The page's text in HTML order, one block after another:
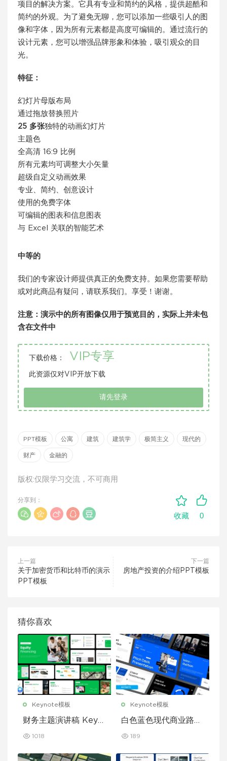
项目的解决方案。它具有专业和简约的风格，提供超酷和
简约的外观。为了避免无聊，您可以添加一些吸引人的图
像和字体，因为所有元素都是高度可编辑的。通过流行的
设计元素，您可以增强品牌形象和体验，吸引观众的目
光。
特征：
幻灯片母版布局
通过拖放替换照片
25 多张独特的动画幻灯片
主题色
全高清 16:9 比例
所有元素均可调整大小矢量
超级自定义动画效果
专业、简约、创意设计
使用的免费字体
可编辑的图表和信息图表
与 Excel 关联的智能艺术
中等的
我们的专家设计师提供真正的免费支持。如果您需要帮助
或对此商品有疑问，请联系我们。享受！谢谢。
注意：演示中的所有图像仅用于预览目的，实际上并未包
含在文件中
下载价格： VIP专享
此资源仅对VIP开放下载
请先登录
PPT模板 公寓 建筑 建筑学 极简主义 现代的
财产 金融的
版权:仅限学习交流，不可商用
收藏 0
分享到：
上一篇
关于加密货币和比特币的演示
PPT模板
下一篇
房地产投资的介绍PPT模板
猜你喜欢
Keynote模板
财务主题演讲稿 Keyn
1018
Keynote模板
白色蓝色现代商业路演
板
189